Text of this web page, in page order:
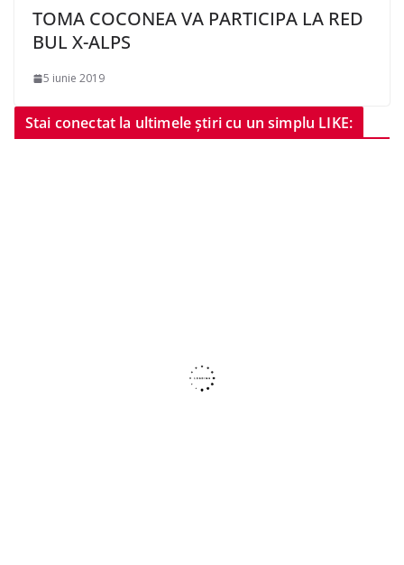
TOMA COCONEA VA PARTICIPA LA RED
BUL X-ALPS
5 iunie 2019
Stai conectat la ultimele știri cu un simplu LIKE: